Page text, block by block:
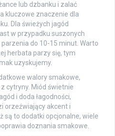
lub dzbanku i zalać
kluczowe znaczenie dla
Dla świeżych jagód
w przypadku suszonych
do 10-15 minut. Warto
herbata parzy się, tym
uzyskujemy.
walory smakowe,
cytryny. Miód świetnie
i doda łagodności,
orzeźwiający akcent i
są to dodatki opcjonalne, wiele
doznania smakowe.